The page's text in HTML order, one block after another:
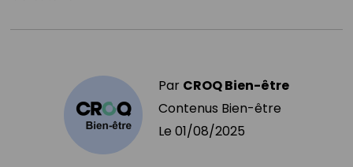
Par CROQ Bien-être
Contenus Bien-être
Le 01/08/2025